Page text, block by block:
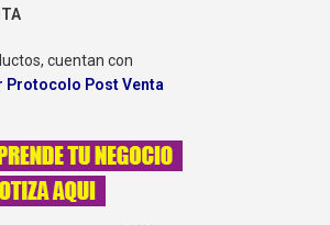
cuentan con
Protocolo Post Venta